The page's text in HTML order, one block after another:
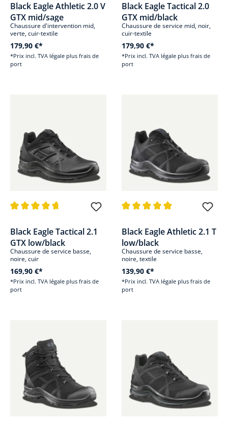
Black Eagle Athletic 2.0 V
GTX mid/sage
Chaussure d'intervention mid,
verte, cuir-textile
179,90 €*
*Prix incl. TVA légale plus frais de
port
Black Eagle Tactical 2.0
GTX mid/black
Chaussure de service mid, noir,
cuir-textile
179,90 €*
*Prix incl. TVA légale plus frais de
port
Black Eagle Tactical 2.1
GTX low/black
Chaussure de service basse,
noire, cuir
169,90 €*
*Prix incl. TVA légale plus frais de
port
Black Eagle Athletic 2.1 T
low/black
Chaussure de service basse,
noire, textile
139,90 €*
*Prix incl. TVA légale plus frais de
port